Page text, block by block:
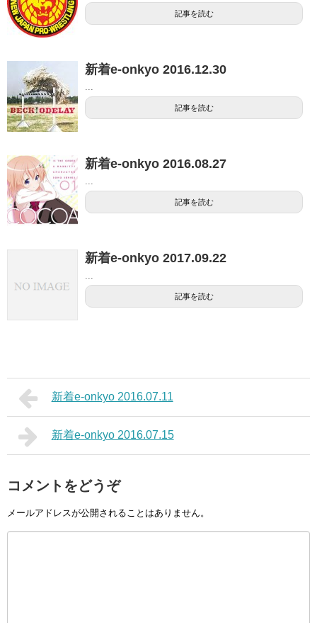
記事を読む
新着e-onkyo 2016.12.30
記事を読む
新着e-onkyo 2016.08.27
記事を読む
新着e-onkyo 2017.09.22
記事を読む
新着e-onkyo 2016.07.11
新着e-onkyo 2016.07.15
コメントをどうぞ
メールアドレスが公開されることはありません。